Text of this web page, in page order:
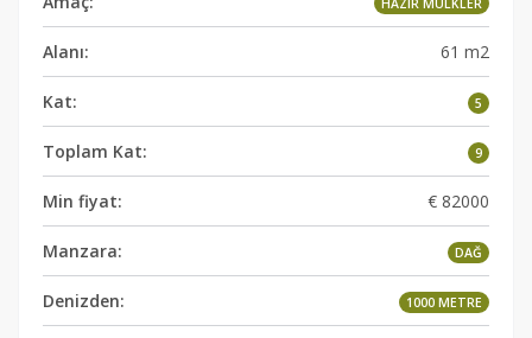
HAZIR MÜLKLER
Alanı: 61 m2
Kat: 5
Toplam Kat: 9
Min fiyat: € 82000
Manzara: DAĞ
Denizden: 1000 METRE